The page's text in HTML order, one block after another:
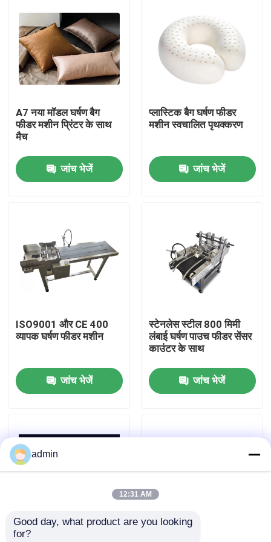
वीडियो
कारखाने का दौरा
गुणवत्ता नियंत्रण
समाचार
बोली मांगें
A7 नया मॉडल घर्षण बैग
फीडर मशीन प्रिंटर के साथ
मैच
जांच भेजें
प्लास्टिक बैग घर्षण फीडर
मशीन स्वचालित पृथक्करण
जांच भेजें
ISO9001 और CE 400
व्यापक घर्षण फीडर मशीन
जांच भेजें
स्टेनलेस स्टील 800 मिमी
लंबाई घर्षण पाउच फीडर सेंसर
काउंटर के साथ
जांच भेजें
रिवर्सिंग व्हील TIJ लेजर
admin
12:31 AM
Good day, what product are you looking
for?